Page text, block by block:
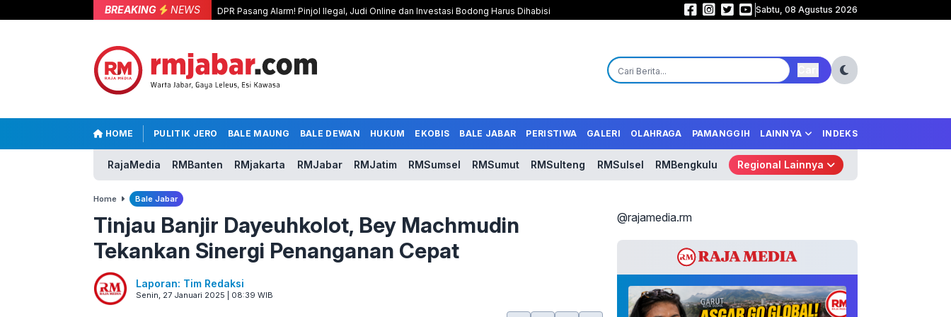
BREAKING NEWS DPR Pasang Alarm! Pinjol Ilegal, Judi Online dan Investasi Bodong Harus Dihabisi Samurai Biru Mengamuk! Jepang Libas Tunisia 4-0, Tempel Ketat Belanda
Sabtu, 08 Agustus 2026
HOME PULITIK JERO BALE MAUNG BALE DEWAN HUKUM EKOBIS BALE JABAR PERISTIWA GALERI OLAHRAGA PAMANGGIH LAINNYA INDEKS
RajaMedia RMBanten RMjakarta RMJabar RMJatim RMSumsel RMSumut RMSulteng RMSulsel RMBengkulu Regional Lainnya
Home Bale Jabar
Tinjau Banjir Dayeuhkolot, Bey Machmudin
Tekankan Sinergi Penanganan Cepat
Laporan: Tim Redaksi
Senin, 27 Januari 2025 | 08:39 WIB
@rajamedia.rm